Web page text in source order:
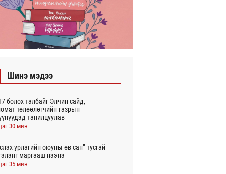
Шинэ мэдээ
болох талбайг Элчин сайд,
төлөөлөгчийн газрын
танилцуулав
30 мин
урлагийн оюуны өв сан” тусгай
маргааш нээнэ
35 мин